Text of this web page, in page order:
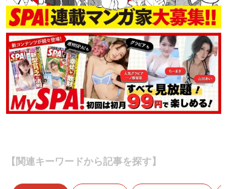
【関連キーワードから記事を探す】